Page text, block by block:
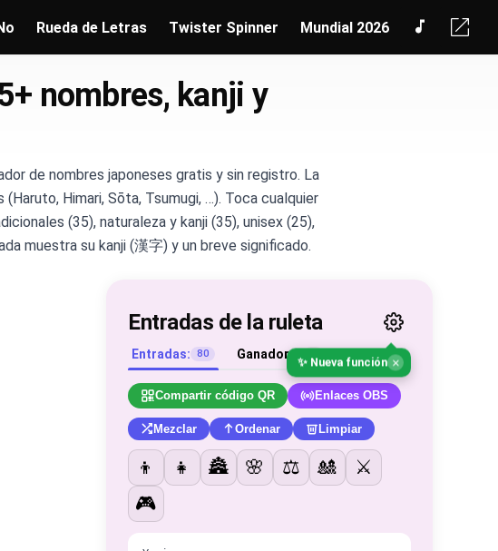
Rueda de Letras Twister Spinner Mundial 2026
nombres, kanji y
de nombres japoneses gratis y sin registro. La
Himari, Sōta, Tsumugi, …). Toca cualquier
(35), naturaleza y kanji (35), unisex (25),
muestra su kanji (漢字) y un breve significado.
Entradas de la ruleta
✨ Nueva función ×
Entradas: 80 Ganadores
Compartir código QR Enlaces OBS
Mezclar Ordenar Limpiar
👦 👧 🏯 🌸 ⚖️ 🎎
⚔️
🎮